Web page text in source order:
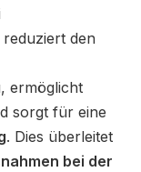
den
ermöglicht
sorgt für eine
. Dies überleitet
bei der